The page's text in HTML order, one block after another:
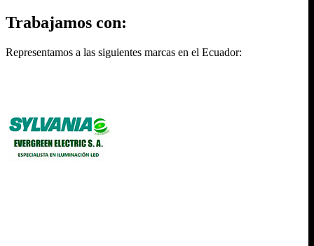
Trabajamos con:
Representamos a las siguientes marcas en el Ecuador: